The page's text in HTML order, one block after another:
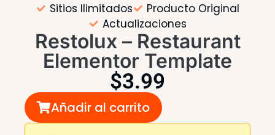
Sitios Ilimitados
Producto Original
Actualizaciones
Restolux – Restaurant
Elementor Template
$3.99
Añadir al carrito